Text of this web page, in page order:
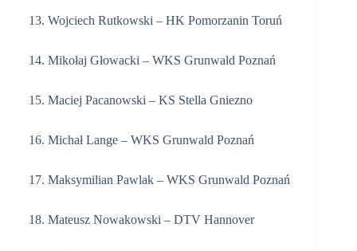
Wojciech Rutkowski – HK Pomorzanin Toruń
Mikołaj Głowacki – WKS Grunwald Poznań
Maciej Pacanowski – KS Stella Gniezno
Michał Lange – WKS Grunwald Poznań
Maksymilian Pawlak – WKS Grunwald Poznań
Mateusz Nowakowski – DTV Hannover